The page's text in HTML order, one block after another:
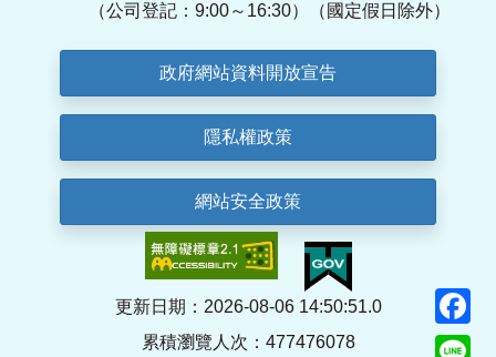
（公司登記：9:00～16:30）（國定假日除外）
政府網站資料開放宣告
隱私權政策
網站安全政策
更新日期：2026-08-06 14:50:51.0
累積瀏覽人次：477476078